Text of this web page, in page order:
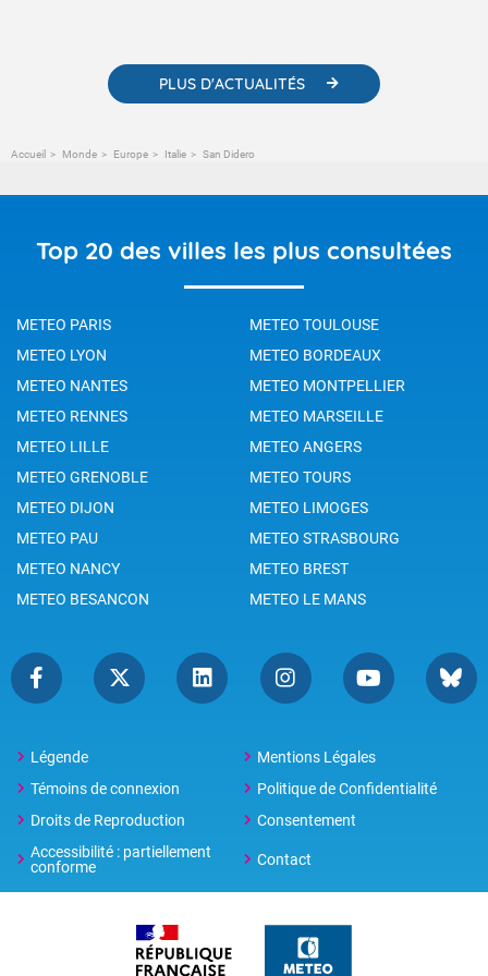
PLUS D'ACTUALITÉS
Accueil Monde Europe Italie San Didero
Top 20 des villes les plus consultées
METEO PARIS
METEO TOULOUSE
METEO LYON
METEO BORDEAUX
METEO NANTES
METEO MONTPELLIER
METEO RENNES
METEO MARSEILLE
METEO LILLE
METEO ANGERS
METEO GRENOBLE
METEO TOURS
METEO DIJON
METEO LIMOGES
METEO PAU
METEO STRASBOURG
METEO NANCY
METEO BREST
METEO BESANCON
METEO LE MANS
Légende
Mentions Légales
Témoins de connexion
Politique de Confidentialité
Droits de Reproduction
Consentement
Accessibilité : partiellement
conforme
Contact